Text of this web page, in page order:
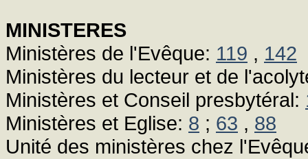
MINISTERES
Ministères de l'Evêque: 119 , 142
Ministères du lecteur et de
Ministères et Conseil presbytéral:
Ministères et Eglise: 8 ; 63 , 88
Unité des ministères chez